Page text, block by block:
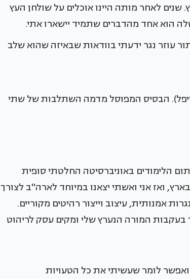
לאחר מותה היינו אוכלים על שולחן העץ
הוא אחד מהדברים שתמיד יישארו אתי.
עוזר נגר ידעתי בוודאות שבאיזה שהוא שלב
הבסיס המפוסל מדמה השתלבות של שתי
הלימודים באוניברסיטה החלטתי סופית
ואז אני ואשתי יצאנו במיוחד לארה''ב לצורך
אמנותית, עיצוב וייצור רהיטים מקוריים.
בעקבות המורה הנערץ שלי ומקים עסק לריהוט
לומר שעשיתי את כל הטעויות